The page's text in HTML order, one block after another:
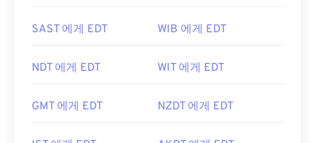
SAST 에게 EDT WIB 에게 EDT
NDT 에게 EDT WIT 에게 EDT
GMT 에게 EDT NZDT 에게 EDT